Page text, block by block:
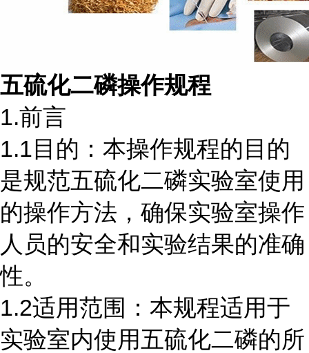
五硫化二磷操作规程
1.前言
1.1目的：本操作规程的目的
是规范五硫化二磷实验室使用
的操作方法，确保实验室操作
人员的安全和实验结果的准确
性。
1.2适用范围：本规程适用于
实验室内使用五硫化二磷的所